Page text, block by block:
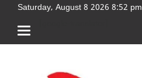
Saturday, August 8 2026 8:52 pm